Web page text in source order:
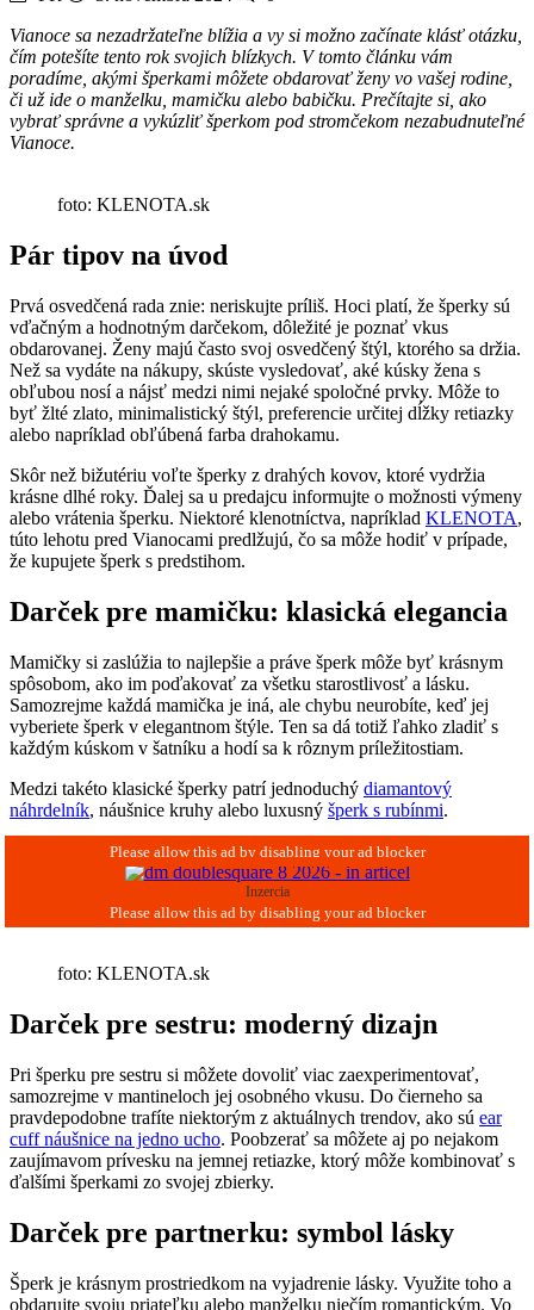
Vianoce sa nezadržateľne blížia a vy si možno začínate klásť otázku,
čím potešíte tento rok svojich blízkych. V tomto článku vám
poradíme, akými šperkami môžete obdarovať ženy vo vašej rodine,
či už ide o manželku, mamičku alebo babičku. Prečítajte si, ako
vybrať správne a vykúzliť šperkom pod stromčekom nezabudnuteľné
Vianoce.
foto: KLENOTA.sk
Pár tipov na úvod
Prvá osvedčená rada znie: neriskujte príliš. Hoci platí, že šperky sú
vďačným a hodnotným darčekom, dôležité je poznať vkus
obdarovanej. Ženy majú často svoj osvedčený štýl, ktorého sa držia.
Než sa vydáte na nákupy, skúste vysledovať, aké kúsky žena s
obľubou nosí a nájsť medzi nimi nejaké spoločné prvky. Môže to
byť žlté zlato, minimalistický štýl, preferencie určitej dĺžky retiazky
alebo napríklad obľúbená farba drahokamu.
Skôr než bižutériu voľte šperky z drahých kovov, ktoré vydržia
krásne dlhé roky. Ďalej sa u predajcu informujte o možnosti výmeny
alebo vrátenia šperku. Niektoré klenotníctva, napríklad KLENOTA,
túto lehotu pred Vianocami predlžujú, čo sa môže hodiť v prípade,
že kupujete šperk s predstihom.
Darček pre mamičku: klasická elegancia
Mamičky si zaslúžia to najlepšie a práve šperk môže byť krásnym
spôsobom, ako im poďakovať za všetku starostlivosť a lásku.
Samozrejme každá mamička je iná, ale chybu neurobíte, keď jej
vyberiete šperk v elegantnom štýle. Ten sa dá totiž ľahko zladiť s
každým kúskom v šatníku a hodí sa k rôznym príležitostiam.
Medzi takéto klasické šperky patrí jednoduchý diamantový
náhrdelník, náušnice kruhy alebo luxusný šperk s rubínmi.
Inzercia
foto: KLENOTA.sk
Darček pre sestru: moderný dizajn
Pri šperku pre sestru si môžete dovoliť viac zaexperimentovať,
samozrejme v mantineloch jej osobného vkusu. Do čierneho sa
pravdepodobne trafíte niektorým z aktuálnych trendov, ako sú ear
cuff náušnice na jedno ucho. Poobzerať sa môžete aj po nejakom
zaujímavom prívesku na jemnej retiazke, ktorý môže kombinovať s
ďalšími šperkami zo svojej zbierky.
Darček pre partnerku: symbol lásky
Šperk je krásnym prostriedkom na vyjadrenie lásky. Využite toho a
obdarujte svoju priateľku alebo manželku niečím romantickým. Vo